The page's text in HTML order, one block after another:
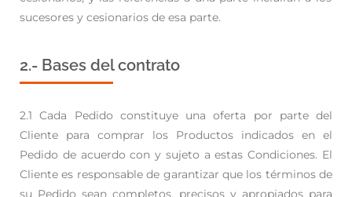
sucesores y cesionarios de esa parte.
2.- Bases del contrato
2.1 Cada Pedido constituye una oferta por parte del
Cliente para comprar los Productos indicados en el
Pedido de acuerdo con y sujeto a estas Condiciones. El
Cliente es responsable de garantizar que los términos de
su Pedido sean completos, precisos y apropiados para